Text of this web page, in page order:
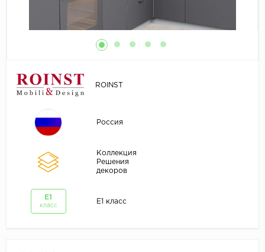
ROINST
Россия
Коллекция
Решения
декоров
Е1
класс
Е1 класс